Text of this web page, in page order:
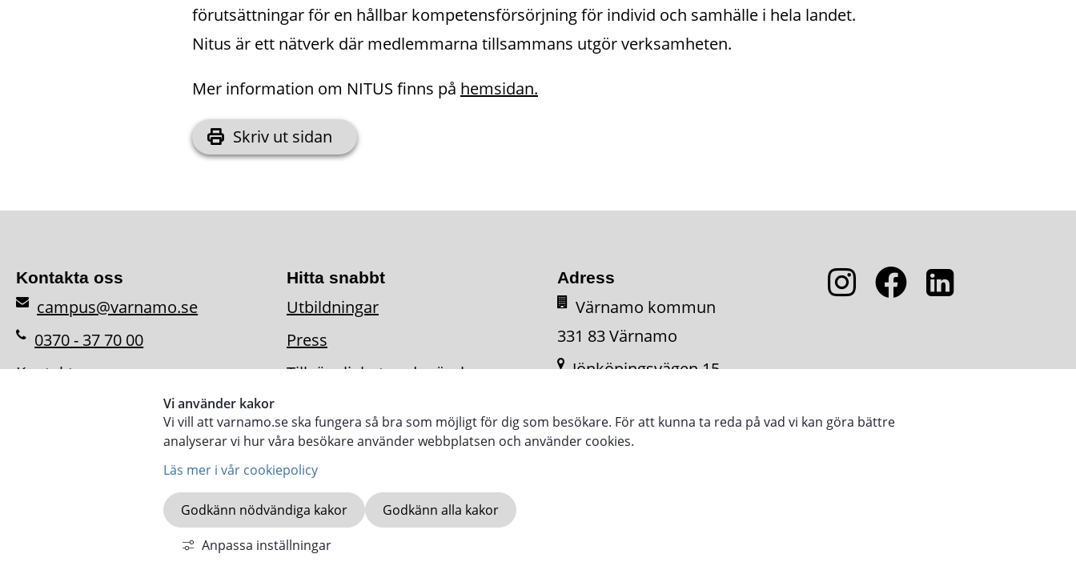
Vi använder kakor
Vi vill att varnamo.se ska fungera så bra som möjligt för dig som besökare. För att kunna ta reda på vad vi kan göra bättre
analyserar vi hur våra besökare använder webbplatsen och använder cookies.
Läs mer i vår cookiepolicy
Godkänn nödvändiga kakor
Godkänn alla kakor
Anpassa inställningar
förutsättningar för en hållbar kompetensförsörjning för individ och samhälle i hela landet.
Nitus är ett nätverk där medlemmarna tillsammans utgör verksamheten.
Mer information om NITUS finns på hemsidan.
Skriv ut sidan
Kontakta oss
campus@varnamo.se
0370 - 37 70 00
Kontaktpersoner
Hitta snabbt
Utbildningar
Press
Tillgänglighetsredogörelse
Adress
Värnamo kommun
331 83 Värnamo
Jönköpingsvägen 15
KOMMUN.VARNAMO.SE